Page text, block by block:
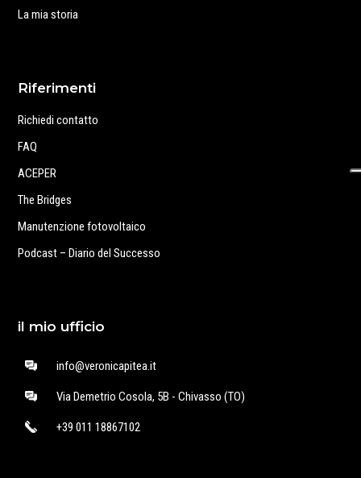
La mia storia
Riferimenti
Richiedi contatto
FAQ
ACEPER
The Bridges
Manutenzione fotovoltaico
Podcast – Diario del Successo
il mio ufficio
info@veronicapitea.it
Via Demetrio Cosola, 5B - Chivasso (TO)
+39 011 18867102